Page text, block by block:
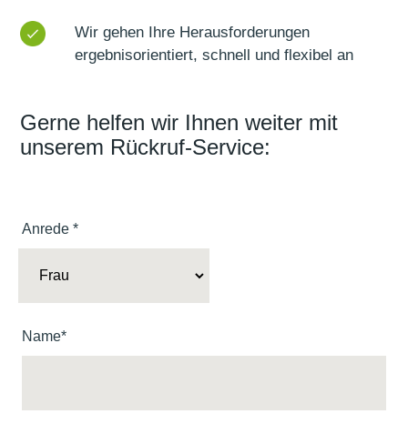
Wir gehen Ihre Herausforderungen
ergebnisorientiert, schnell und flexibel an
Gerne helfen wir Ihnen weiter mit
unserem Rückruf-Service:
Anrede *
Name*